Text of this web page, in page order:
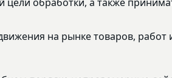
на рынке товаров, работ